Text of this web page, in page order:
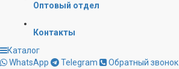
Оптовый отдел
Контакты
Каталог
WhatsApp
Telegram
Обратный звонок